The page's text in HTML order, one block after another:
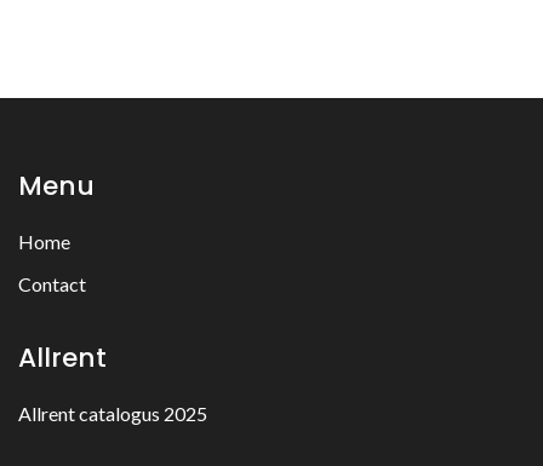
Menu
Home
Contact
Allrent
Allrent catalogus 2025